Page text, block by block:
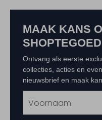
MAAK KANS
SHOPTEGOED
Ontvang als eerste
collecties, acties en
nieuwsbrief en maak